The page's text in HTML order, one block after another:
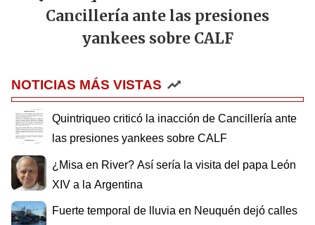
Cancillería ante las presiones
yankees sobre CALF
NOTICIAS MÁS VISTAS
Quintriqueo criticó la inacción de Cancillería ante
las presiones yankees sobre CALF
¿Misa en River? Así sería la visita del papa León
XIV a la Argentina
Fuerte temporal de lluvia en Neuquén dejó calles